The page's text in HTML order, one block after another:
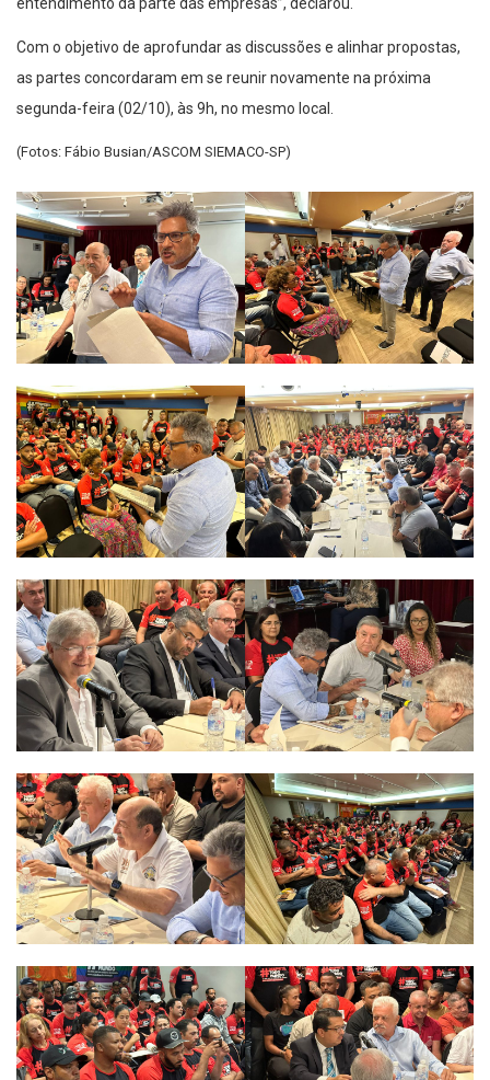
entendimento da parte das empresas”, declarou.
Com o objetivo de aprofundar as discussões e alinhar propostas,
as partes concordaram em se reunir novamente na próxima
segunda-feira (02/10), às 9h, no mesmo local.
(Fotos: Fábio Busian/ASCOM SIEMACO-SP)